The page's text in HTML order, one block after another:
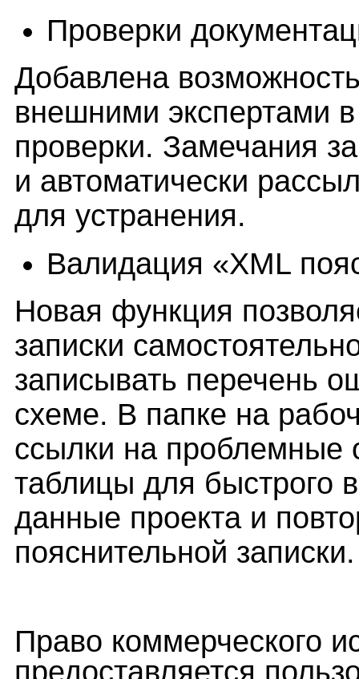
Проверки
Добавлена
внешними экспертами
проверки. Замечания
и автоматически
для устранения.
Валидация «XML
Новая функция
записки
записывать перечень
схеме. В папке на
ссылки на проблемные
таблицы для быстрого
данные проекта и
пояснительной записки.
Право коммерческого
предоставляется